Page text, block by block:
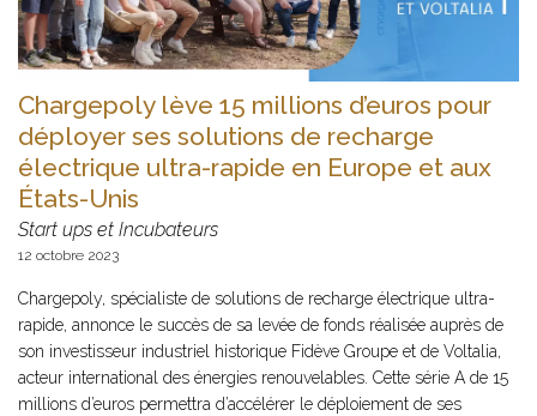
Chargepoly lève 15 millions d’euros pour
déployer ses solutions de recharge
électrique ultra-rapide en Europe et aux
États-Unis
Start ups et Incubateurs
12 octobre 2023
Chargepoly, spécialiste de solutions de recharge électrique ultra-
rapide, annonce le succès de sa levée de fonds réalisée auprès de
son investisseur industriel historique Fidève Groupe et de Voltalia,
acteur international des énergies renouvelables. Cette série A de 15
millions d’euros permettra d’accélérer le déploiement de ses